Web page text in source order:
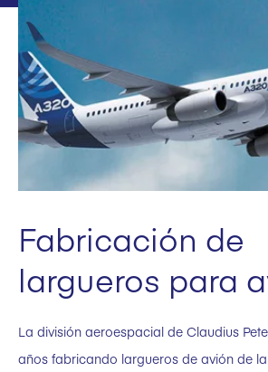
Fabricación de
largueros para
La división aeroespacial de Claudius
años fabricando largueros de avión de